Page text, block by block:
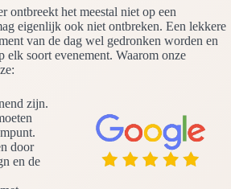
ontbreekt het meestal niet op een
eigenlijk ook niet ontbreken. Een lekkere
van de dag wel gedronken worden en
elk soort evenement. Waarom onze
zijn.
door
en de